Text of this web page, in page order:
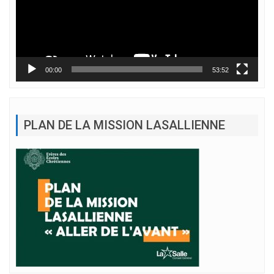
00:00 53:52
PLAN DE LA MISSION LASALLIENNE